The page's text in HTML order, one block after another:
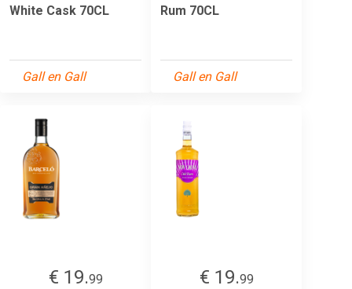
White Cask 70CL
Gall en Gall
Rum 70CL
Gall en Gall
€ 19.99
€ 19.99